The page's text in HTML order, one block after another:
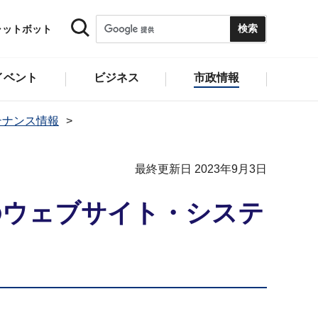
トボット
ント ビジネス 市政情報
ンス情報
最終更新日 2023年9月3日
ェブサイト・システ